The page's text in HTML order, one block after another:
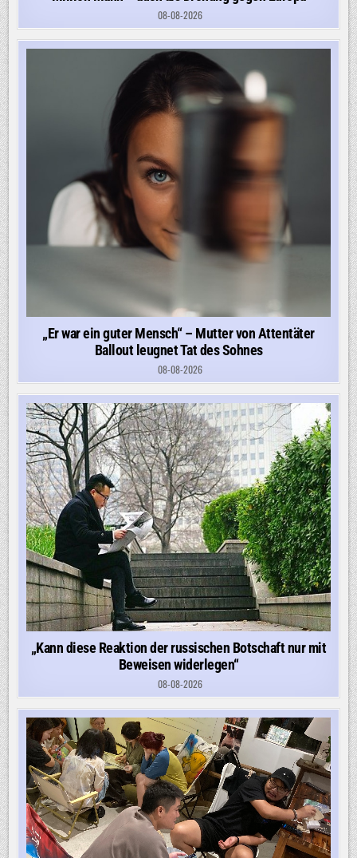
08-08-2026
„Er war ein guter Mensch“ – Mutter von Attentäter
Ballout leugnet Tat des Sohnes
08-08-2026
„Kann diese Reaktion der russischen Botschaft nur mit
Beweisen widerlegen“
08-08-2026